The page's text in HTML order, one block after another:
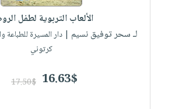
الألعاب التربوية لطفل
لـ سحر توفيق نسيم | دار المسيرة
كرتوني
16.63$
17.50$